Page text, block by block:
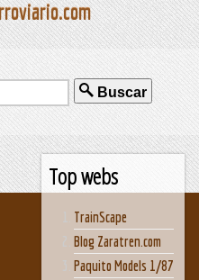
Buscar
Top webs
TrainScape
Blog Zaratren.com
Paquito Models 1/87